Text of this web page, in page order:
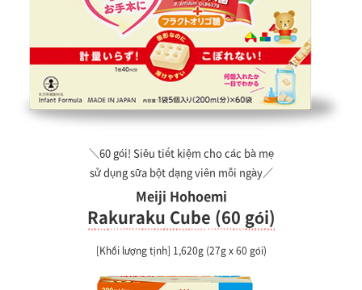
＼60 gói! Siêu tiết kiệm cho các bà mẹ
sử dụng sữa bột dạng viên mỗi ngày／
Meiji Hohoemi
Rakuraku Cube (60 gói)
[Khối lượng tịnh] 1,620g (27g x 60 gói)